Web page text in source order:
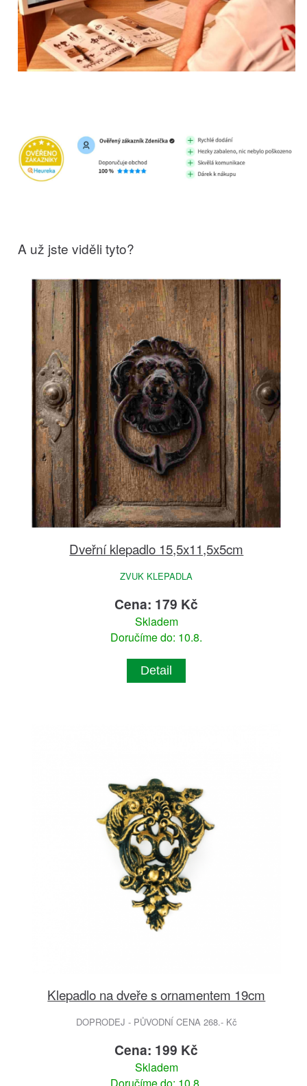
A už jste viděli tyto?
Dveřní klepadlo 15,5x11,5x5cm
ZVUK KLEPADLA
Cena: 179 Kč
Skladem
Doručíme do: 10.8.
Detail
Klepadlo na dveře s ornamentem 19cm
DOPRODEJ - PŮVODNÍ CENA 268.- Kč
Cena: 199 Kč
Skladem
Doručíme do: 10.8.